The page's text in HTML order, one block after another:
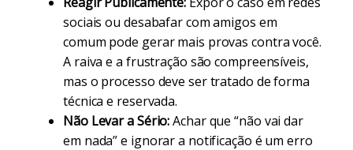
sociais ou desabafar com amigos em
comum pode gerar mais provas contra você.
A raiva e a frustração são compreensíveis,
mas o processo deve ser tratado de forma
técnica e reservada.
Não Levar a Sério:Achar que “não vai dar
em nada” e ignorar a notificação é um erro